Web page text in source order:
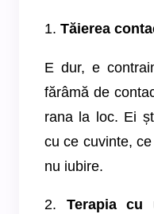
1. Tăierea
E dur, e
fărâmă de
rana la loc. Ei
cu ce cuvinte,
nu iubire.
2. Terapia cu